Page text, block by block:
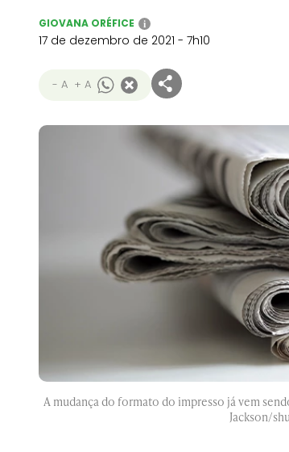
GIOVANA ORÉFICE i
17 de dezembro de 2021 - 7h10
- A + A
A mudança do formato do impresso já vem
Jackson/